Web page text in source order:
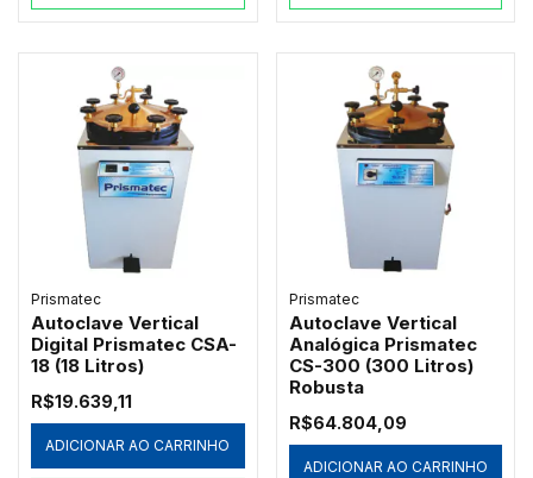
Prismatec
Autoclave Vertical
Digital Prismatec CSA-
18 (18 Litros)
R$19.639,11
ADICIONAR AO CARRINHO
Prismatec
Autoclave Vertical
Analógica Prismatec
CS-300 (300 Litros)
Robusta
R$64.804,09
ADICIONAR AO CARRINHO